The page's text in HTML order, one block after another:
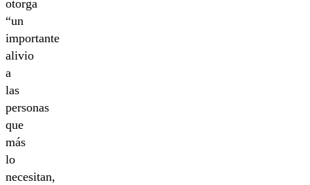
otorga
“un
importante
alivio
a
las
personas
que
más
lo
necesitan,